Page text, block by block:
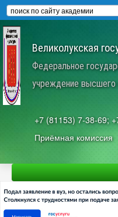
Великолукская
Федеральное
учреждение высшего
+7 (81153) 7-38-69;
Приёмная комиссия